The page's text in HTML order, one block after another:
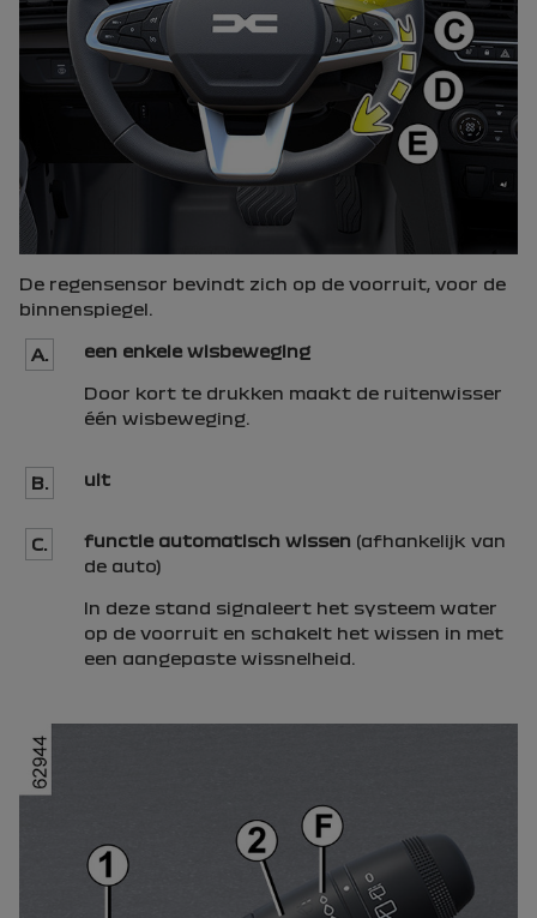
De regensensor bevindt zich op de voorruit, voor de
binnenspiegel.
A. een enkele wisbeweging
Door kort te drukken maakt de ruitenwisser
één wisbeweging.
B. uit
C. functie automatisch wissen (afhankelijk van
de auto)
In deze stand signaleert het systeem water
op de voorruit en schakelt het wissen in met
een aangepaste wissnelheid.